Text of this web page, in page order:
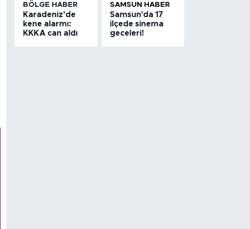
BÖLGE HABER
Karadeniz’de
kene alarmı:
KKKA can aldı
SAMSUN HABER
Samsun'da 17
ilçede sinema
geceleri!